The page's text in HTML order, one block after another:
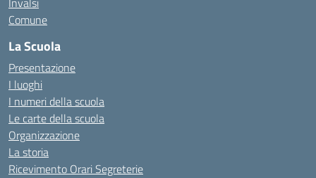
Comune
La Scuola
Presentazione
I luoghi
I numeri della scuola
Le carte della scuola
Organizzazione
La storia
Ricevimento Orari Segreterie